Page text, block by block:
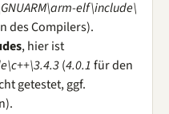
elf\include\
des Compilers).
, hier ist
(4.0.1 für den
getestet, ggf.